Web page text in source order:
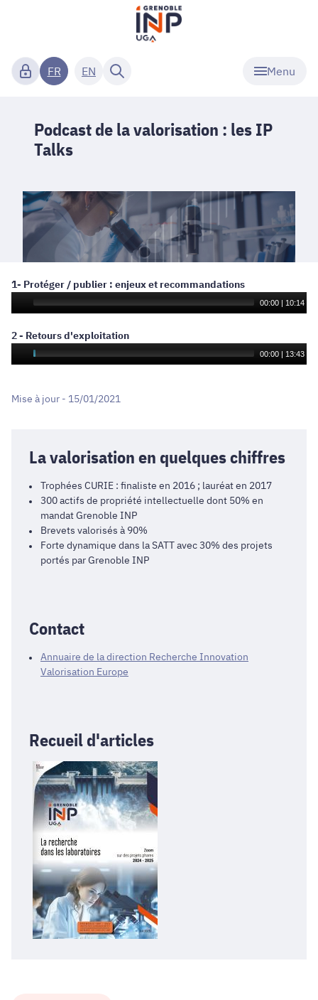
Menu
FR EN
Podcast de la valorisation : les IP
Talks
1- Protéger / publier : enjeux et recommandations
00:00 | 10:14
2 - Retours d'exploitation
00:00 | 13:43
Mise à jour - 15/01/2021
La valorisation en quelques chiffres
Trophées CURIE : finaliste en 2016 ; lauréat en 2017
300 actifs de propriété intellectuelle dont 50% en
mandat Grenoble INP
Brevets valorisés à 90%
Forte dynamique dans la SATT avec 30% des projets
portés par Grenoble INP
Contact
Annuaire de la direction Recherche Innovation
Valorisation Europe
Recueil d'articles